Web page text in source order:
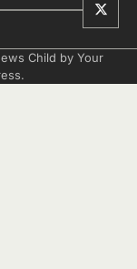
Child by Your
.